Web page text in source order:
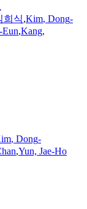
희식,Kim, Dong-
Eun,Kang,
, Dong-
,Yun, Jae-Ho